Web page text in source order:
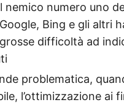
nemico numero uno
Bing e gli altri
difficoltà ad
problematica,
l’ottimizzazione ai